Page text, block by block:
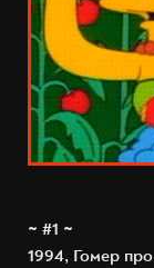
~ #1 ~
1994, Гомер